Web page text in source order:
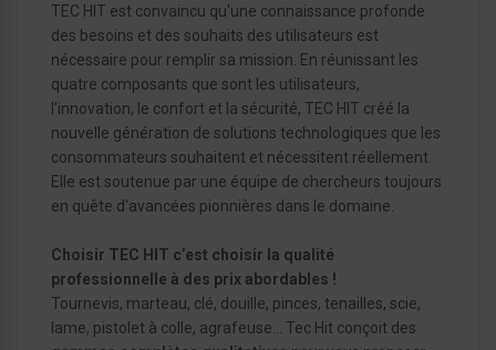
TEC HIT est convaincu qu'une connaissance profonde
des besoins et des souhaits des utilisateurs est
nécessaire pour remplir sa mission. En réunissant les
quatre composants que sont les utilisateurs,
l'innovation, le confort et la sécurité, TEC HIT créé la
nouvelle génération de solutions technologiques que les
consommateurs souhaitent et nécessitent réellement.
Elle est soutenue par une équipe de chercheurs toujours
en quête d'avancées pionnières dans le domaine.
Choisir TEC HIT c’est choisir la qualité
professionnelle à des prix abordables !
Tournevis, marteau, clé, douille, pinces, tenailles, scie,
lame, pistolet à colle, agrafeuse… Tec Hit conçoit des